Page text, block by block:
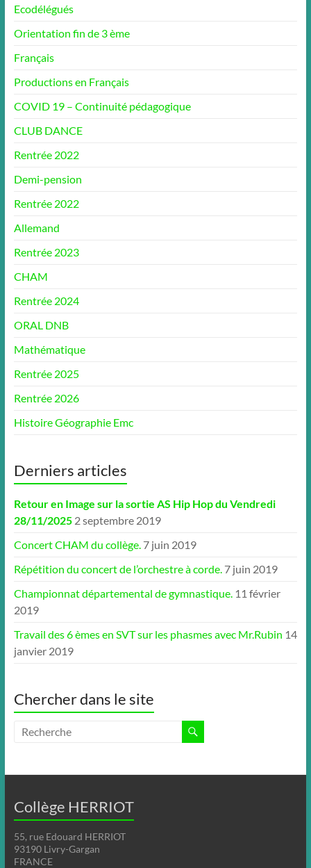
Ecodélégués
Orientation fin de 3 ème
Français
Productions en Français
COVID 19 – Continuité pédagogique
CLUB DANCE
Rentrée 2022
Demi-pension
Rentrée 2022
Allemand
Rentrée 2023
CHAM
Rentrée 2024
ORAL DNB
Mathématique
Rentrée 2025
Rentrée 2026
Histoire Géographie Emc
Derniers articles
Retour en Image sur la sortie AS Hip Hop du Vendredi
28/11/2025 2 septembre 2019
Concert CHAM du collège. 7 juin 2019
Répétition du concert de l’orchestre à corde. 7 juin 2019
Championnat départemental de gymnastique. 11 février
2019
Travail des 6 èmes en SVT sur les phasmes avec Mr.Rubin 14
janvier 2019
Chercher dans le site
Collège HERRIOT
55, rue Edouard HERRIOT
93190 Livry-Gargan
FRANCE